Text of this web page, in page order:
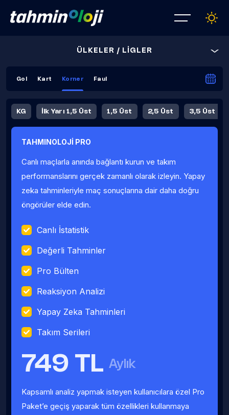
ÜLKELER / LİGLER
Gol Kart Korner Faul
KG İlk Yarı 1,5 Üst 1,5 Üst 2,5 Üst 3,5 Üst
Fauller Ortalama
TAHMINOLOJİ PRO
Canlı maçlarla anında bağlantı kurun ve takım
performanslarını gerçek zamanlı olarak izleyin. Yapay
zeka tahminleriyle maç sonuçlarına dair daha doğru
öngörüler elde edin.
Canlı İstatistik
Değerli Tahminler
Pro Bülten
Reaksiyon Analizi
Yapay Zeka Tahminleri
Takım Serileri
749 TL Aylık
Kapsamlı analiz yapmak isteyen kullanıcılara özel Pro
Paket’e geçiş yaparak tüm özellikleri kullanmaya